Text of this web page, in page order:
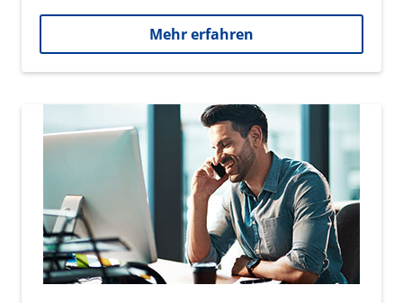
Mehr erfahren